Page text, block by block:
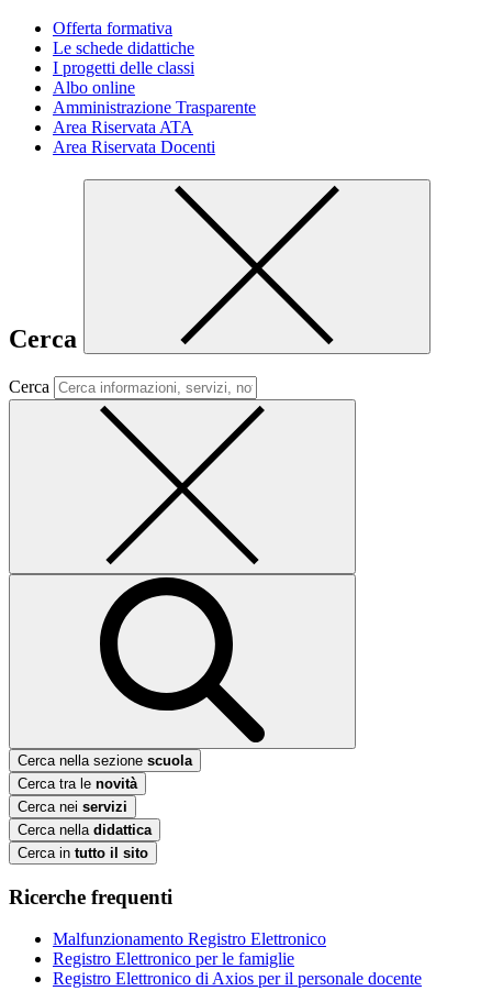
Offerta formativa
Le schede didattiche
I progetti delle classi
Albo online
Amministrazione Trasparente
Area Riservata ATA
Area Riservata Docenti
Cerca
Cerca
Cerca nella sezione scuola
Cerca tra le novità
Cerca nei servizi
Cerca nella didattica
Cerca in tutto il sito
Ricerche frequenti
Malfunzionamento Registro Elettronico
Registro Elettronico per le famiglie
Registro Elettronico di Axios per il personale docente